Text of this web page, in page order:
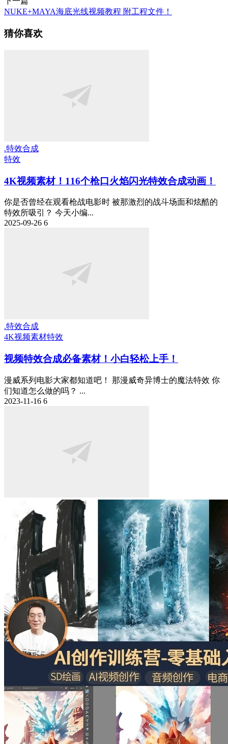
NUKE+MAYA海底光线视频教程 附工程文件！
猜你喜欢
.特效合成
特效
4K视频素材！116个枪口火焰闪光特效合成动画！
你是否曾经在观看枪战电影时 被那激烈的战斗场面和炫酷的
特效所吸引？ 今天小编...
2025-09-26 6
.特效合成
4K视频素材特效
视频特效合成必备素材！小白轻松上手！
漫威系列电影大家都知道吧！ 那漫威奇异博士的魔法特效 你
们知道怎么做的吗？ ...
2023-11-16 6